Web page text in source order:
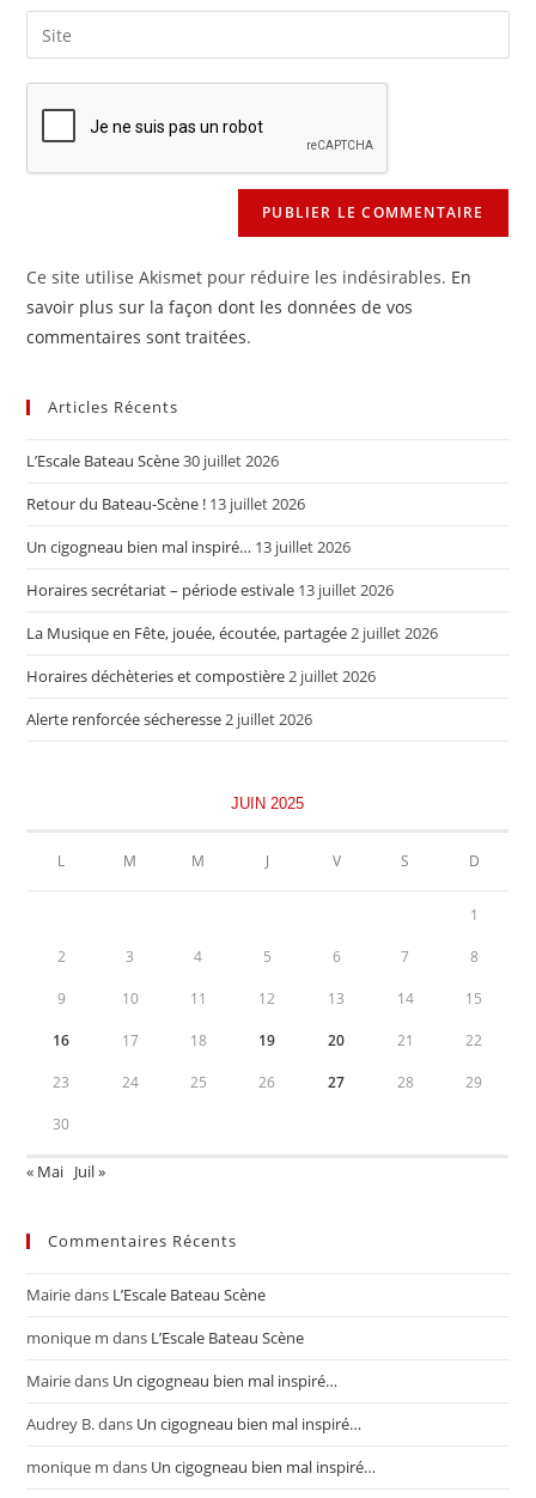
comment
email
address
Saisir
l’URL
de
votre
site
(facultatif)
Ce site utilise Akismet pour réduire les indésirables. En
savoir plus sur la façon dont les données de vos
commentaires sont traitées.
Articles Récents
L’Escale Bateau Scène30 juillet 2026
Retour du Bateau-Scène ! 13 juillet 2026
Un cigogneau bien mal inspiré… 13 juillet 2026
Horaires secrétariat – période estivale 13 juillet 2026
La Musique en Fête, jouée, écoutée, partagée2 juillet 2026
Horaires déchèteries et compostière2 juillet 2026
Alerte renforcée sécheresse2 juillet 2026
JUIN 2025
L M M J V S D
1
2 3 4 5 6 7 8
9 10 11 12 13 14 15
16 17 18 19 20 21 22
23 24 25 26 27 28 29
30
« Mai Juil »
Commentaires Récents
Mairiedans L’Escale Bateau Scène
monique m dans L’Escale Bateau Scène
Mairiedans Un cigogneau bien mal inspiré…
Audrey B.dans Un cigogneau bien mal inspiré…
monique m dans Un cigogneau bien mal inspiré…